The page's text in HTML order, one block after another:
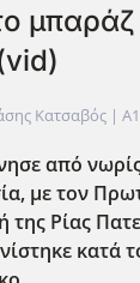
Κατσαβός |
από
με τον
Ρίας
κατά